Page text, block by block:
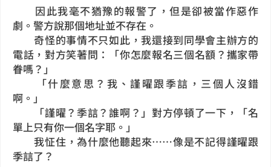
因此我毫不猶豫的報警了，但是卻被當作惡作
劇。 警方說那個地址並不存在。
奇怪的事情不只如此，我還接到同學會主辦方的
電話，對方笑著問：「你怎麼報名三個名額？攜家帶
眷嗎？」
「什麼意思？我、謹曜跟季誩，三個人沒錯
啊。」
「謹曜？季誩？誰啊？」對方停頓了一下，「名
單上只有你一個名字耶。」
我怔住，為什麼他聽起來……像是不記得謹曜跟
季誩了？